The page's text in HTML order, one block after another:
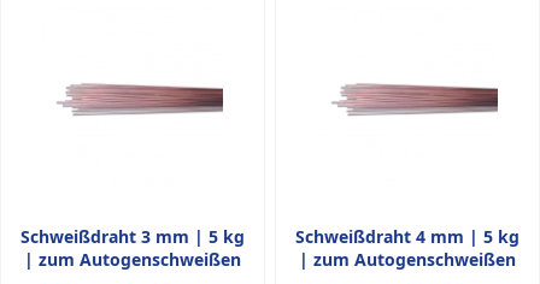
Schweißdraht 3 mm | 5 kg
| zum Autogenschweißen
Schweißdraht 4 mm | 5 kg
| zum Autogenschweißen